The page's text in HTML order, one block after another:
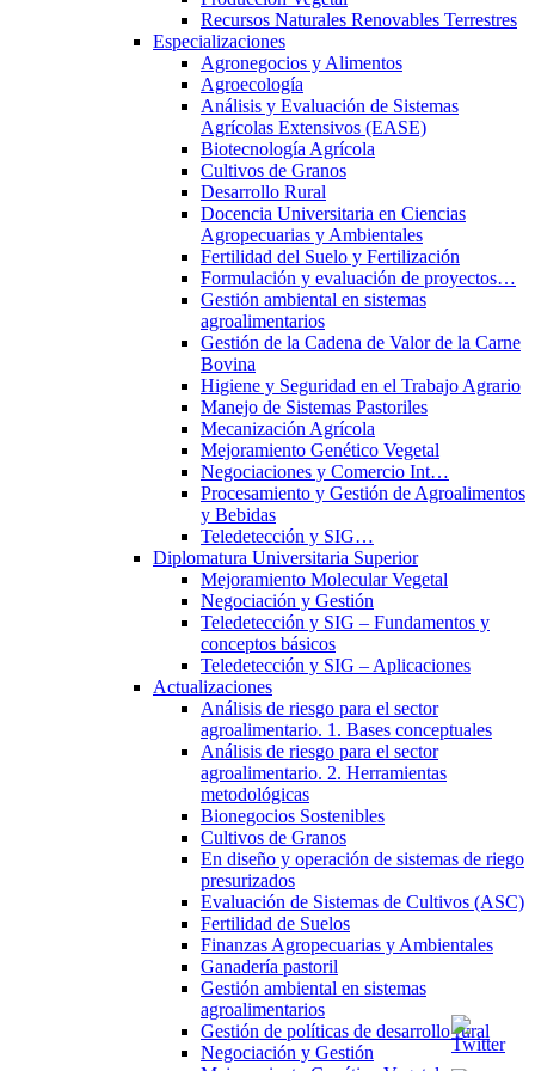
Recursos Naturales Renovables Terrestres
Especializaciones
Agronegocios y Alimentos
Agroecología
Análisis y Evaluación de Sistemas
Agrícolas Extensivos (EASE)
Biotecnología Agrícola
Cultivos de Granos
Desarrollo Rural
Docencia Universitaria en Ciencias
Agropecuarias y Ambientales
Fertilidad del Suelo y Fertilización
Formulación y evaluación de proyectos…
Gestión ambiental en sistemas
agroalimentarios
Gestión de la Cadena de Valor de la Carne
Bovina
Higiene y Seguridad en el Trabajo Agrario
Manejo de Sistemas Pastoriles
Mecanización Agrícola
Mejoramiento Genético Vegetal
Negociaciones y Comercio Int…
Procesamiento y Gestión de Agroalimentos
y Bebidas
Teledetección y SIG…
Diplomatura Universitaria Superior
Mejoramiento Molecular Vegetal
Negociación y Gestión
Teledetección y SIG – Fundamentos y
conceptos básicos
Teledetección y SIG – Aplicaciones
Actualizaciones
Análisis de riesgo para el sector
agroalimentario. 1. Bases conceptuales
Análisis de riesgo para el sector
agroalimentario. 2. Herramientas
metodológicas
Bionegocios Sostenibles
Cultivos de Granos
En diseño y operación de sistemas de riego
presurizados
Evaluación de Sistemas de Cultivos (ASC)
Fertilidad de Suelos
Finanzas Agropecuarias y Ambientales
Ganadería pastoril
Gestión ambiental en sistemas
agroalimentarios
Gestión de políticas de desarrollo rural
Negociación y Gestión